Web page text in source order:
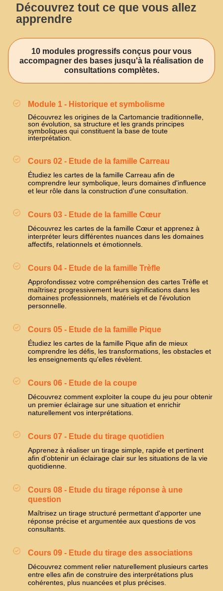
Découvrez tout ce que vous allez
apprendre
10 modules progressifs conçus pour vous
accompagner des bases jusqu'à la réalisation de
consultations complètes.
Module 1 - Historique et symbolisme
Découvrez les origines de la Cartomancie traditionnelle,
son évolution, sa structure et les grands principes
symboliques qui constituent la base de toute
interprétation.
Cours 02 - Etude de la famille Carreau
Étudiez les cartes de la famille Carreau afin de
comprendre leur symbolique, leurs domaines d'influence
et leur rôle dans la construction d'une consultation.
Cours 03 - Etude de la famille Cœur
Découvrez les cartes de la famille Cœur et apprenez à
interpréter leurs différentes nuances dans les domaines
affectifs, relationnels et émotionnels.
Cours 04 - Etude de la famille Trèfle
Approfondissez votre compréhension des cartes Trèfle et
maîtrisez progressivement leurs significations dans les
domaines professionnels, matériels et de l'évolution
personnelle.
Cours 05 - Etude de la famille Pique
Étudiez les cartes de la famille Pique afin de mieux
comprendre les défis, les transformations, les obstacles et
les enseignements qu'elles révèlent.
Cours 06 - Etude de la coupe
Découvrez comment exploiter la coupe du jeu pour obtenir
un premier éclairage sur une situation et enrichir
naturellement vos interprétations.
Cours 07 - Etude du tirage quotidien
Apprenez à réaliser un tirage simple, rapide et pertinent
afin d'obtenir un éclairage clair sur les situations de la vie
quotidienne.
Cours 08 - Etude du tirage réponse à une
question
Maîtrisez un tirage structuré permettant d'apporter une
réponse précise et argumentée aux questions de vos
consultants.
Cours 09 - Etude du tirage des associations
Découvrez comment relier naturellement plusieurs cartes
entre elles afin de construire des interprétations plus
cohérentes, plus nuancées et plus précises.